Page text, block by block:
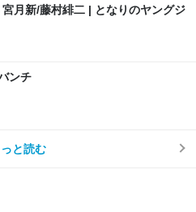
月新/藤村緋二 | となりのヤングジ
ンチ
と読む